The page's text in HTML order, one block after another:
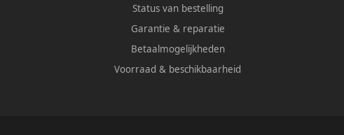
Status van bestelling
Garantie & reparatie
Betaalmogelijkheden
Voorraad & beschikbaarheid